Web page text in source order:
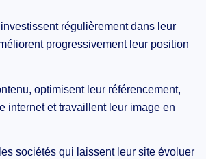
régulièrement dans leur
progressivement leur position
optimisent leur référencement,
internet et travaillent leur image en
sociétés qui laissent leur site évoluer